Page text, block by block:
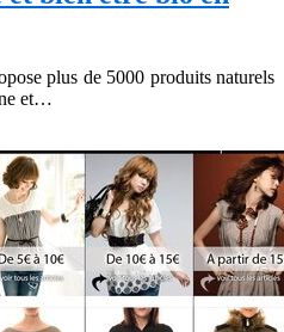
plus de 5000 produits naturels
et…